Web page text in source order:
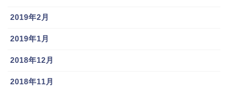
2019年2月
2019年1月
2018年12月
2018年11月